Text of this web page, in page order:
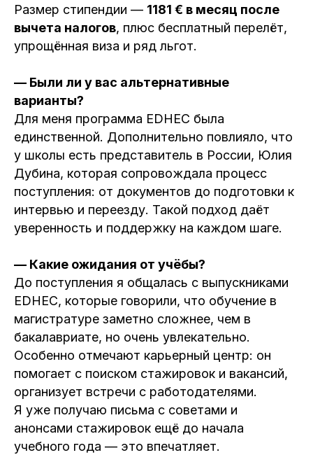
Размер стипендии — 1181 € в месяц после
вычета налогов, плюс бесплатный перелёт,
упрощённая виза и ряд льгот.
— Были ли у вас альтернативные
варианты?
Для меня программа EDHEC была
единственной. Дополнительно повлияло, что
у школы есть представитель в России, Юлия
Дубина, которая сопровождала процесс
поступления: от документов до подготовки к
интервью и переезду. Такой подход даёт
уверенность и поддержку на каждом шаге.
— Какие ожидания от учёбы?
До поступления я общалась с выпускниками
EDHEC, которые говорили, что обучение в
магистратуре заметно сложнее, чем в
бакалавриате, но очень увлекательно.
Особенно отмечают карьерный центр: он
помогает с поиском стажировок и вакансий,
организует встречи с работодателями.
Я уже получаю письма с советами и
анонсами стажировок ещё до начала
учебного года — это впечатляет.